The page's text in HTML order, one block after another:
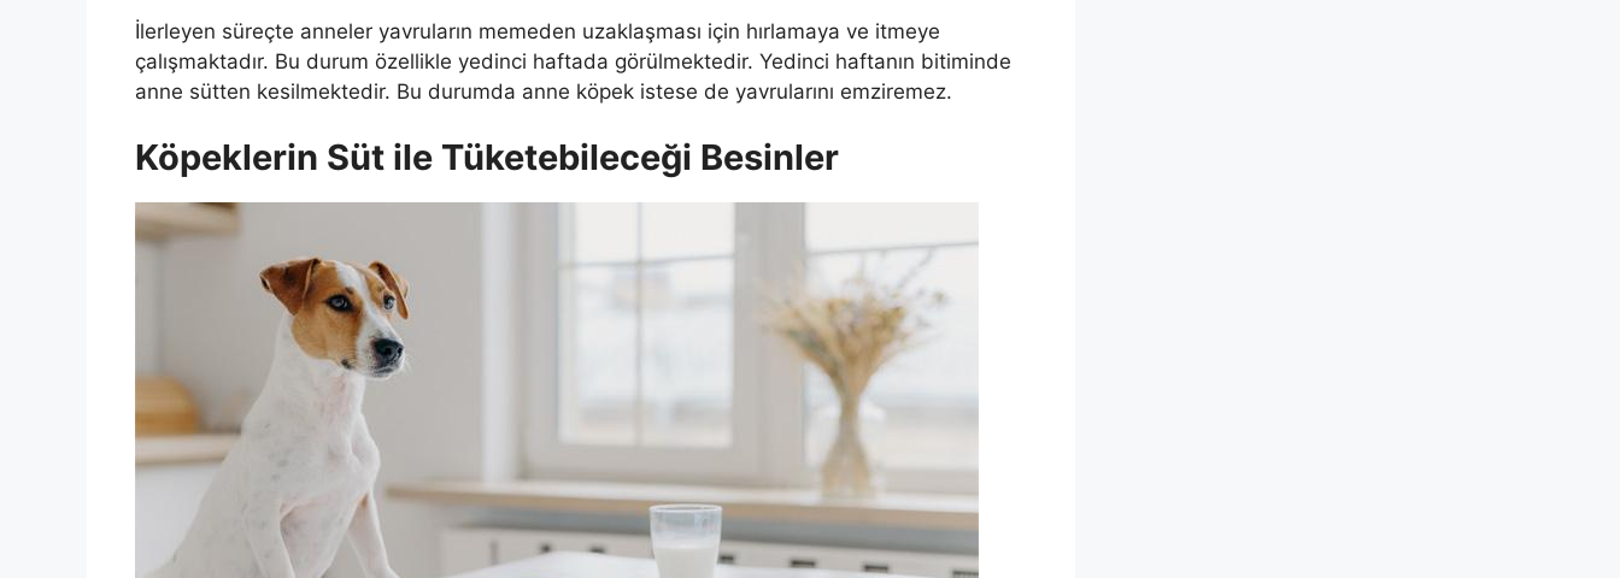
İlerleyen süreçte anneler yavruların memeden uzaklaşması için hırlamaya ve itmeye
çalışmaktadır. Bu durum özellikle yedinci haftada görülmektedir. Yedinci haftanın bitiminde
anne sütten kesilmektedir. Bu durumda anne köpek istese de yavrularını emziremez.
Köpeklerin Süt ile Tüketebileceği Besinler